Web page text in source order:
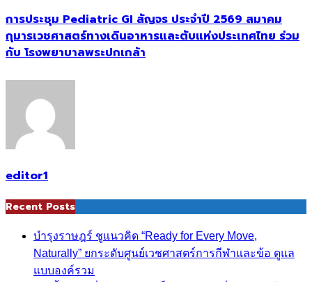
การประชุม Pediatric GI สัญจร ประจําปี 2569 สมาคม
กุมารเวชศาสตร์ทางเดินอาหารและตับแห่งประเทศไทย ร่วม
กับ โรงพยาบาลพระปกเกล้า
editor1
Recent Posts
บำรุงราษฎร์ ชูแนวคิด “Ready for Every Move,
Naturally” ยกระดับศูนย์เวชศาสตร์การกีฬาและข้อ ดูแล
แบบองค์รวม